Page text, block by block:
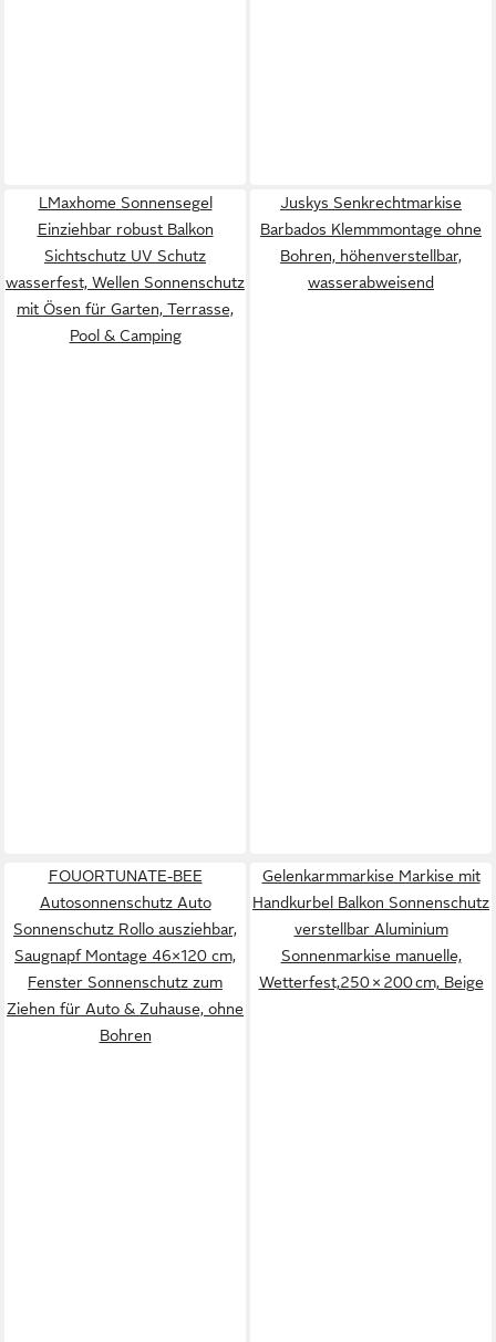
LMaxhome Sonnensegel
Einziehbar robust Balkon
Sichtschutz UV Schutz
wasserfest, Wellen Sonnenschutz
mit Ösen für Garten, Terrasse,
Pool & Camping
Juskys Senkrechtmarkise
Barbados Klemmmontage ohne
Bohren, höhenverstellbar,
wasserabweisend
FOUORTUNATE-BEE
Autosonnenschutz Auto
Sonnenschutz Rollo ausziehbar,
Saugnapf Montage 46×120 cm,
Fenster Sonnenschutz zum
Ziehen für Auto & Zuhause, ohne
Bohren
Gelenkarmmarkise Markise mit
Handkurbel Balkon Sonnenschutz
verstellbar Aluminium
Sonnenmarkise manuelle,
Wetterfest,250 × 200 cm, Beige